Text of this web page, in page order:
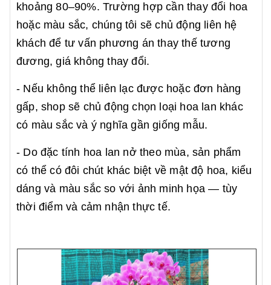
khoảng 80–90%. Trường hợp cần thay đổi hoa
hoặc màu sắc, chúng tôi sẽ chủ động liên hệ
khách để tư vấn phương án thay thế tương
đương, giá không thay đổi.
- Nếu không thể liên lạc được hoặc đơn hàng
gấp, shop sẽ chủ động chọn loại hoa lan khác
có màu sắc và ý nghĩa gần giống mẫu.
- Do đặc tính hoa lan nở theo mùa, sản phẩm
có thể có đôi chút khác biệt về mật độ hoa, kiểu
dáng và màu sắc so với ảnh minh họa — tùy
thời điểm và cảm nhận thực tế.